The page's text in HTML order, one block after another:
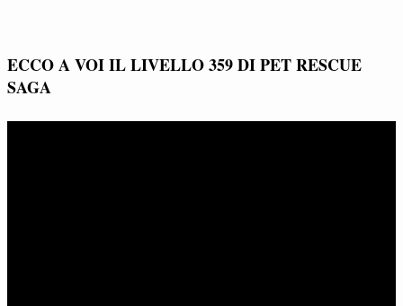
ECCO A VOI IL LIVELLO 359 DI PET RESCUE
SAGA